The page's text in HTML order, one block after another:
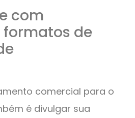
com
de
comercial para o
é divulgar sua